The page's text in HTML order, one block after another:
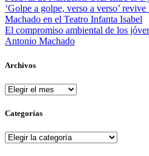
‘Golpe a golpe, verso a verso’
Machado en el Teatro Infanta Isabel
El compromiso ambiental de los
Antonio Machado
Archivos
Archivos
Categorías
Categorías